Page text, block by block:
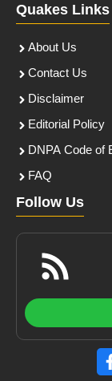
Quakes Links
About Us
Contact Us
Disclaimer
Editorial Policy
DNPA Code of
FAQ
Follow Us